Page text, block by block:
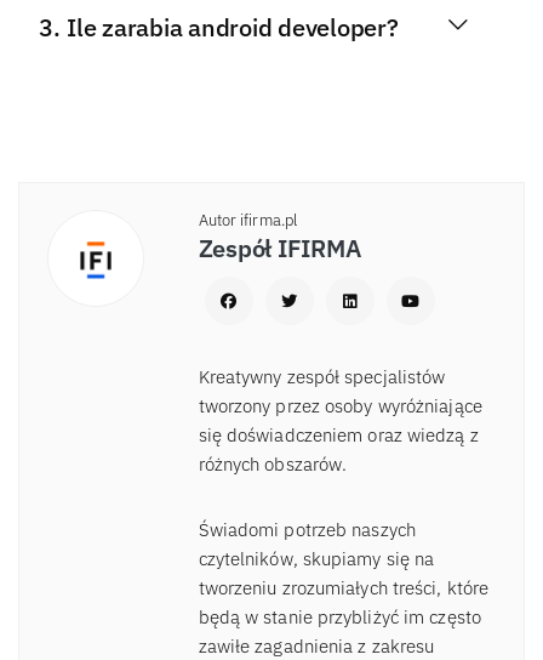
Ile zarabia android developer?
Autor ifirma.pl
Zespół IFIRMA
Kreatywny zespół specjalistów
tworzony przez osoby wyróżniające
się doświadczeniem oraz wiedzą z
różnych obszarów.
Świadomi potrzeb naszych
czytelników, skupiamy się na
tworzeniu zrozumiałych treści, które
będą w stanie przybliżyć im często
zawiłe zagadnienia z zakresu